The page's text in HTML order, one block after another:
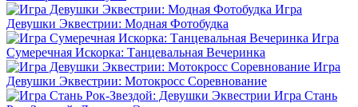
Игра
Девушки Эквестрии: Модная Фотобудка
Игра
Сумеречная Искорка: Танцевальная Вечеринка
Игра
Девушки Эквестрии: Мотокросс Соревнование
Игра Стань